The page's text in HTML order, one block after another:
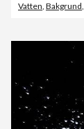
Vatten, Bakgrund,